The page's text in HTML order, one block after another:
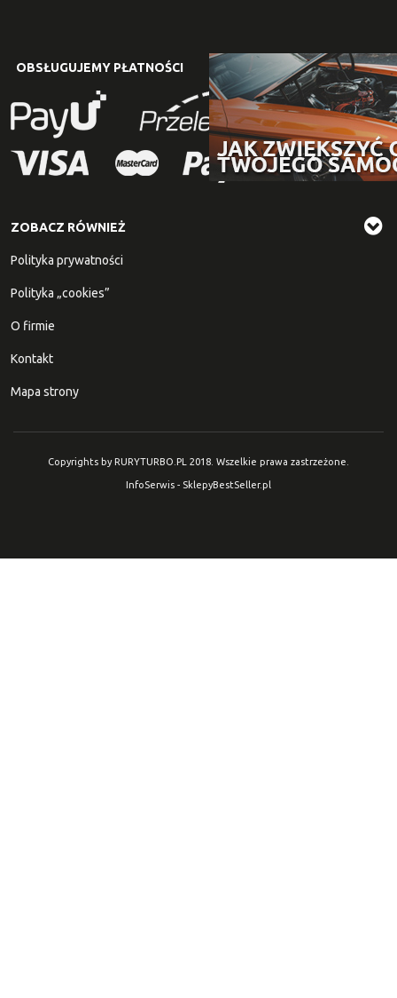
OBSŁUGUJEMY PŁATNOŚCI
ZOBACZ RÓWNIEŻ
Polityka prywatności
Polityka „cookies”
O firmie
Kontakt
Mapa strony
Copyrights by RURYTURBO.PL 2018. Wszelkie prawa zastrzeżone.
InfoSerwis - SklepyBestSeller.pl